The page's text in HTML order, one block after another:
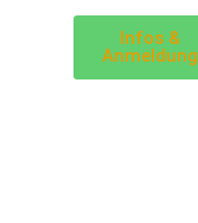
Infos &
Anmeldung